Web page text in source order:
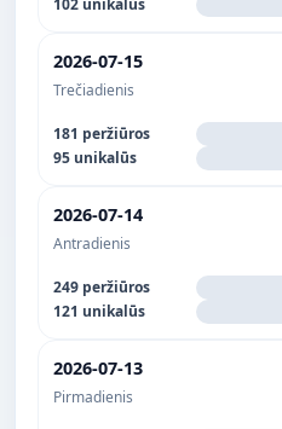
102 unikalūs
2026-07-15
Trečiadienis
181 peržiūros
95 unikalūs
2026-07-14
Antradienis
249 peržiūros
121 unikalūs
2026-07-13
Pirmadienis